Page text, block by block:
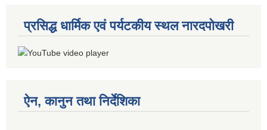
प्रसिद्ध धार्मिक एवं पर्यटकीय स्थल नारदपोखरी
ऐन, कानुन तथा निर्देशिका